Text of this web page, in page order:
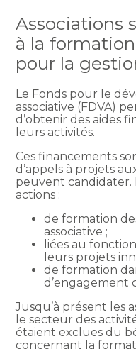
Associations
à la
pour la
Le Fonds pour le
associative (FDVA)
d’obtenir des aides
leurs activités.
Ces financements
d’appels à projets
peuvent candidater.
actions :
de formation
associative ;
liées au
leurs projets
de formation
d’engagement
Jusqu’à présent les
le secteur des
étaient exclues du
concernant la